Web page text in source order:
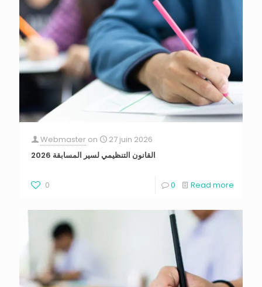
Webmaster on
27 juin 2026
القانون التنظيمي لسير المسابقة 2026
0 0 Read more